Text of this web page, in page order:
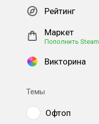
Рейтинг
Маркет
Пополнить Steam
Викторина
Темы
Офтоп